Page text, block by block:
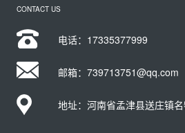
CONTACT US
电话： 17335377999
邮箱：739713751@qq.com
地址：河南省孟津县送庄镇